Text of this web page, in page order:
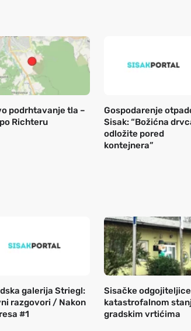
podrhtavanje tla –
Richteru
Gospodarenje
Sisak: “Božićna
odložite pored
kontejnera”
galerija Striegl:
razgovori / Nakon
#1
Sisačke
katastrofalnom
gradskim vrtićima